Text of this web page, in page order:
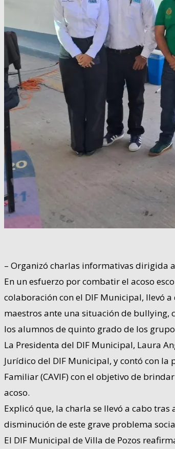
– Organizó charlas informativas dirigida
En un esfuerzo por combatir el acoso
colaboración con el DIF Municipal, llevó
maestros ante una situación de bullying,
los alumnos de quinto grado de los
La Presidenta del DIF Municipal, Laura
Jurídico del DIF Municipal, y contó con la
Familiar (CAVIF) con el objetivo de
acoso.
Explicó que, la charla se llevó a cabo
disminución de este grave problema
El DIF Municipal de Villa de Pozos